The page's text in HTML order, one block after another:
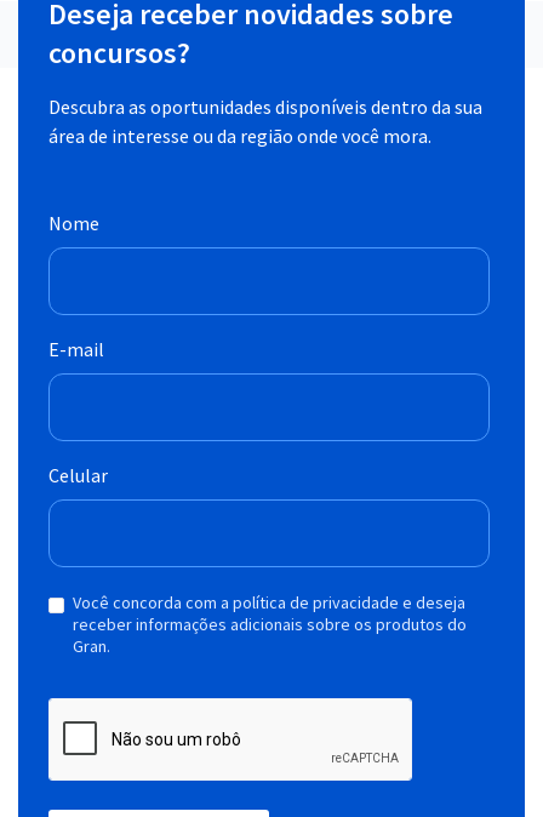
Deseja receber novidades sobre
concursos?
Descubra as oportunidades disponíveis dentro da sua
área de interesse ou da região onde você mora.
Nome
E-mail
Celular
Você concorda com a política de privacidade e deseja
receber informações adicionais sobre os produtos do
Gran.